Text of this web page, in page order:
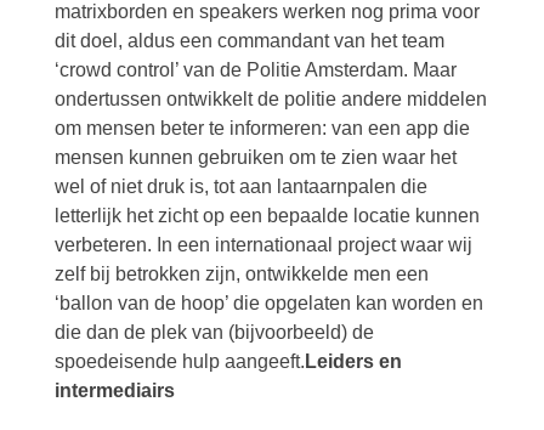
matrixborden en speakers werken nog prima voor
dit doel, aldus een commandant van het team
‘crowd control’ van de Politie Amsterdam. Maar
ondertussen ontwikkelt de politie andere middelen
om mensen beter te informeren: van een app die
mensen kunnen gebruiken om te zien waar het
wel of niet druk is, tot aan lantaarnpalen die
letterlijk het zicht op een bepaalde locatie kunnen
verbeteren. In een internationaal project waar wij
zelf bij betrokken zijn, ontwikkelde men een
‘ballon van de hoop’ die opgelaten kan worden en
die dan de plek van (bijvoorbeeld) de
spoedeisende hulp aangeeft. Leiders en
intermediairs